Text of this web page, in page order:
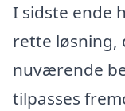
I sidste ende
rette løsning,
nuværende
tilpasses